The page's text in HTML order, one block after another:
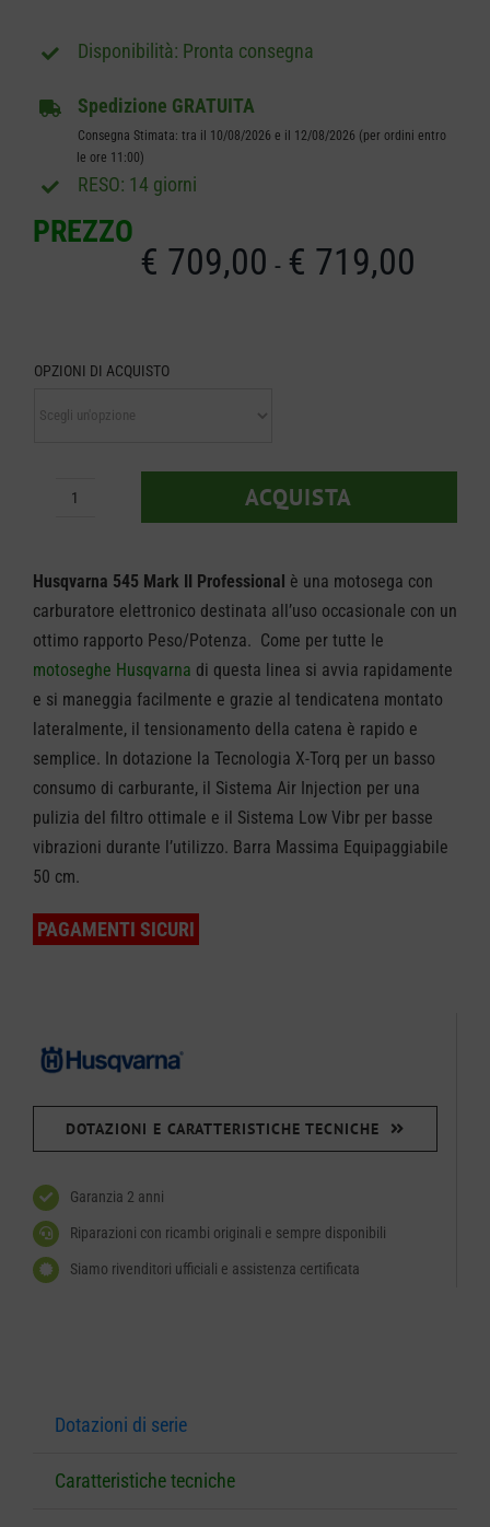
DOTAZIONI E CARATTERISTICHE TECNICHE
Garanzia 2 anni
Riparazioni con ricambi originali e sempre disponibili
Siamo rivenditori ufficiali e assistenza certificata
Pronta consegna
Spedizione GRATUITA
Consegna Stimata: tra il 10/08/2026 e il 12/08/2026 (per ordini entro
le ore 11:00)
RESO: 14 giorni
PREZZO
€ 709,00 - € 719,00
OPZIONI DI ACQUISTO
545
Mark
II
quantità
ACQUISTA
Husqvarna 545 Mark II Professional è una motosega con
carburatore elettronico destinata all’uso occasionale con un
ottimo rapporto Peso/Potenza. Come per tutte le
motoseghe Husqvarna di questa linea si avvia rapidamente
e si maneggia facilmente e grazie al tendicatena montato
lateralmente, il tensionamento della catena è rapido e
semplice. In dotazione la Tecnologia X-Torq per un basso
consumo di carburante, il Sistema Air Injection per una
pulizia del filtro ottimale e il Sistema Low Vibr per basse
vibrazioni durante l’utilizzo. Barra Massima Equipaggiabile
50 cm.
PAGAMENTI SICURI
Dotazioni di serie
Caratteristiche tecniche